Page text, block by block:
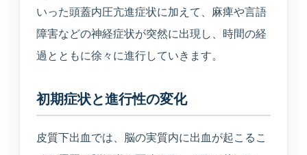
庄内プライベートクリニック
介護・施設
介護サービス・施設案内
いった頭蓋内圧亢進症状に加えて、麻痺や言語
障害などの神経症状が突然に出現し、時間の経
過とともに徐々に進行していきます。
初期症状と進行性の変化
皮質下出血では、脳の実質内に出血が起こるこ